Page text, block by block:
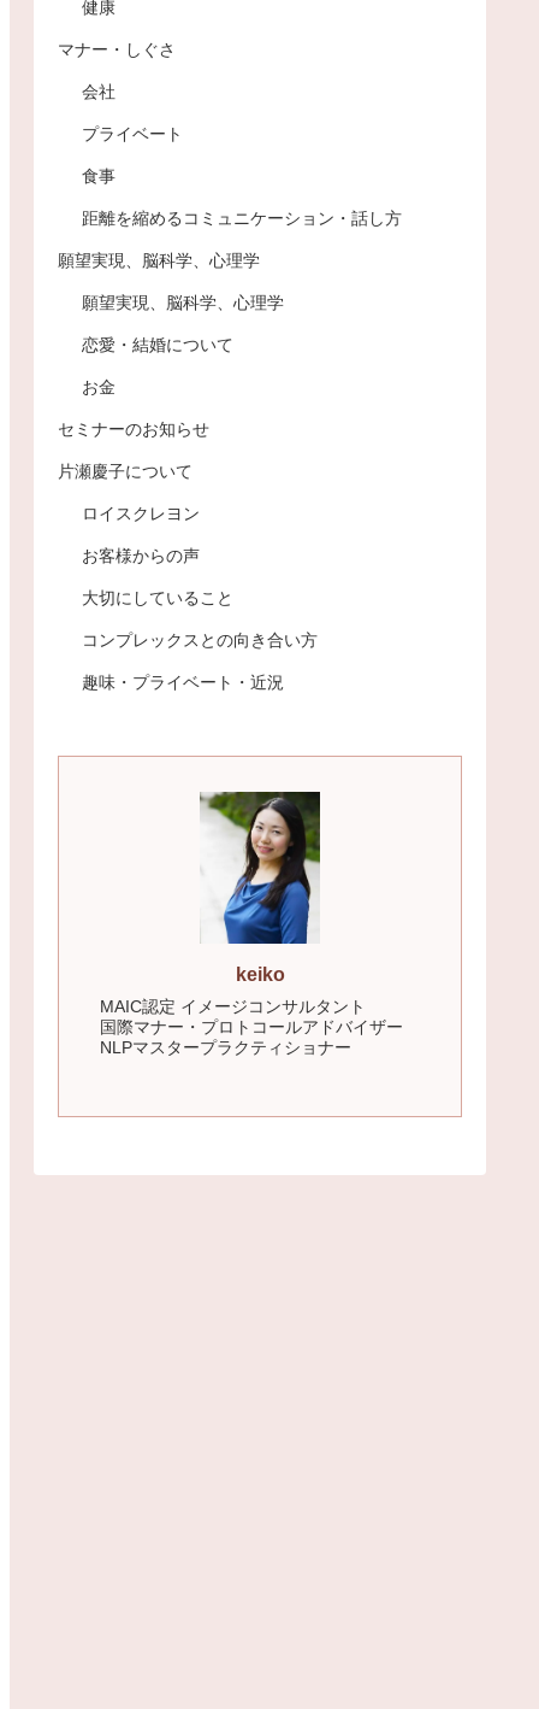
健康
マナー・しぐさ
会社
プライベート
食事
距離を縮めるコミュニケーション・話し方
願望実現、脳科学、心理学
願望実現、脳科学、心理学
恋愛・結婚について
お金
セミナーのお知らせ
片瀬慶子について
ロイスクレヨン
お客様からの声
大切にしていること
コンプレックスとの向き合い方
趣味・プライベート・近況
keiko
MAIC認定 イメージコンサルタント
国際マナー・プロトコールアドバイザー
NLPマスタープラクティショナー